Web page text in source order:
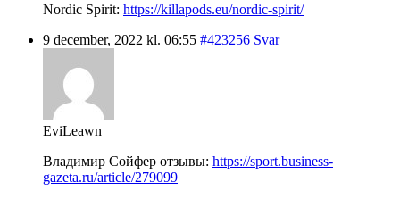
Nordic Spirit: https://killapods.eu/nordic-spirit/
9 december, 2022 kl. 06:55 #423256 Svar
EviLeawn
Владимир Сойфер отзывы: https://sport.business-
gazeta.ru/article/279099